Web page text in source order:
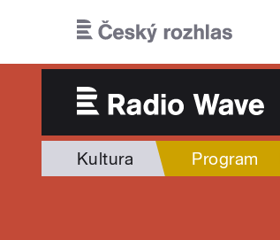
Kultura Program